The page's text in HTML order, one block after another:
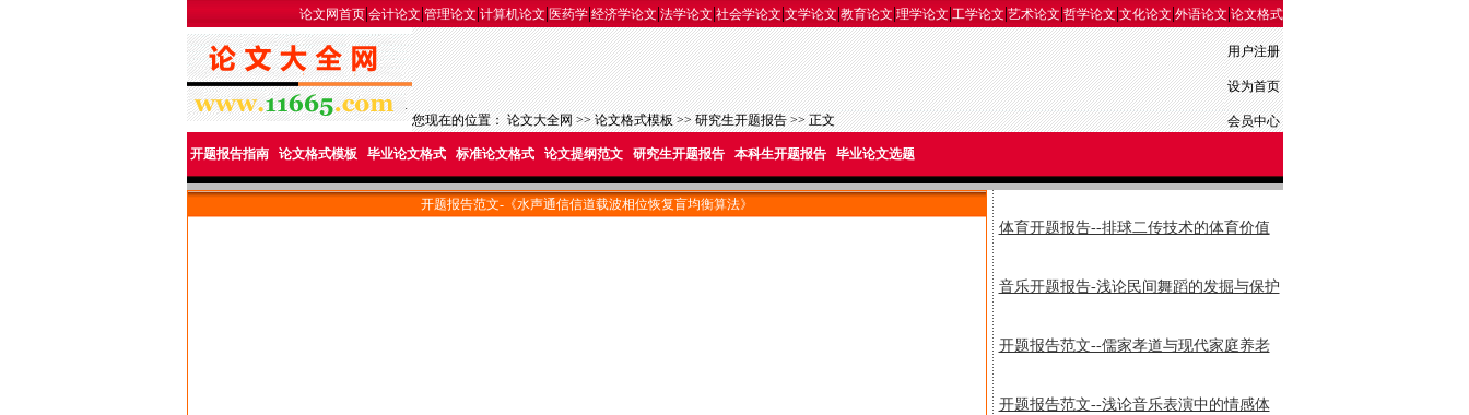
论文网首页|会计论文|管理论文|计算机论文| 医药学|经济学论文|法学论文|社会学论文|文学论文|教育论文|理学论文|工学论文|艺术论文|哲学论文|文化论文|外语论文|论文格式
用户注册
设为首页
您现在的位置：论文大全网>>论文格式模板>>研究生开题报告>> 正文 会员中心
开题报告指南 论文格式模板 毕业论文格式 标准论文格式 论文提纲范文 研究生开题报告 本科生开题报告 毕业论文选题
开题报告范文-《水声通信信道载波相位恢复盲均衡算法》
体育开题报告--排球二传技术的体育价值
音乐开题报告-浅论民间舞蹈的发掘与保护
开题报告范文--儒家孝道与现代家庭养老
开题报告范文--浅论音乐表演中的情感体